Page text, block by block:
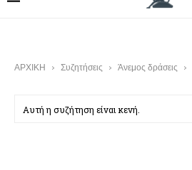
ΑΡΧΙΚΗ › Συζητήσεις › Άνεμος δράσεις ›
Αυτή η συζήτηση είναι κενή.